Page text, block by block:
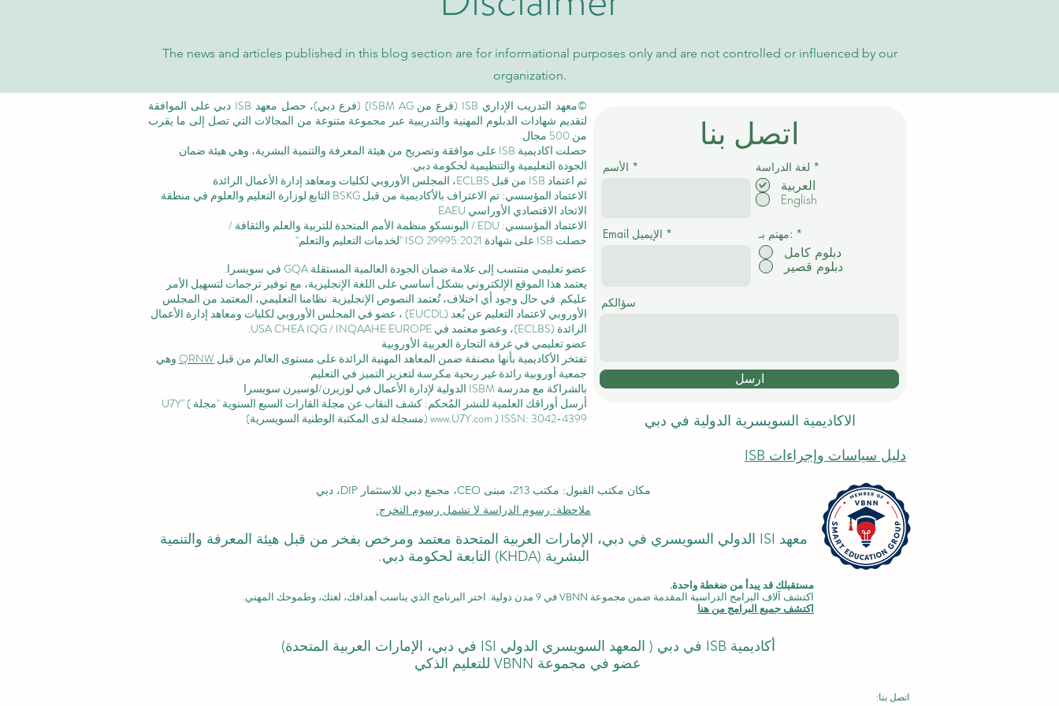
The news and articles published in this blog section are for informational purposes only and are not controlled or influenced by our
organization.
©معهد التدريب الإداري ISB (فرع من ISBM AG) (فرع دبي)، حصل معهد ISB دبي على الموافقة
لتقديم شهادات الدبلوم المهنية والتدريبية عبر مجموعة متنوعة من المجالات التي تصل إلى ما يقرب
من 500 مجال.
حصلت اكاديمية ISB على موافقة وتصريح من
هيئة المعرفة والتنمية البشرية، وهي هيئة ضمان
الجودة التعليمية والتنظيمية لحكومة دبي.
تم اعتماد ISB من قبل ECLBS،
المجلس الأوروبي لكليات ومعاهد إدارة الأعمال الرائدة
الاعتماد المؤسسي: تم الاعتراف بالأكاديمية من قبل BSKG التابع لوزارة التعليم والعلوم في منطقة
الاتحاد الاقتصادي الأوراسي EAEU
الاعتماد المؤسسي: EDU / اليونسكو منظمة الأمم المتحدة للتربية والعلم والثقافة /
حصلت ISB على
شهادة ISO 29995:2021
"لخدمات التعليم والتعلم"
عضو تعليمي منتسب إلى علامة ضمان الجودة العالمية المستقلة GQA في سويسرا.
يعتمد هذا الموقع الإلكتروني بشكل أساسي على اللغة الإنجليزية، مع توفير ترجمات لتسهيل الأمر
عليكم. في حال وجود أي اختلاف، تُعتمد النصوص الإنجليزية. نظامنا التعليمي، المعتمد من المجلس
الأوروبي لاعتماد التعليم عن بُعد (EUCDL)
، عضو في المجلس الأوروبي لكليات ومعاهد إدارة الأعمال
الرائدة (ECLBS)، وعضو معتمد في USA CHEA IQG / INQAAHE EUROPE.
عضو تعليمي في غرفة التجارة العربية الأوروبية
تفتخر الأكاديمية بأنها مصنفة ضمن المعاهد المهنية الرائدة على مستوى العالم من قبل QRNW وهي
جمعية أوروبية رائدة غير ربحية مكرسة لتعزيز التميز في التعليم.
بالشراكة مع مدرسة ISBM الدولية لإدارة الأعمال في
لوزيرن/لوسيرن سويسرا
أرسل أوراقك العلمية للنشر المُحكم: كشف النقاب عن مجلة القارات السبع السنوية "مجلة U7Y" (
www.U7Y.com ) ISSN: 3042-4399 (مسجلة لدى المكتبة الوطنية السويسرية)
اتصل بنا
الأسم لغة الدراسة *
العربية
English
Email الإيميل مهتم بـ: *
دبلوم كامل
دبلوم قصير
سؤالكم
ارسل
الاكاديمية السويسرية الدولية في دبي
دليل سياسات وإجراءات ISB
مكان مكتب القبول: مكتب 213، مبنى CEO، مجمع دبي للاستثمار DIP، دبي
ملاحظة: رسوم الدراسة لا تشمل رسوم التخرج.
معهد ISI الدولي السويسري في دبي، الإمارات العربية المتحدة معتمد ومرخص بفخر من قبل هيئة المعرفة والتنمية
البشرية (KHDA) التابعة لحكومة دبي.
مستقبلك قد يبدأ من ضغطة واحدة.
اكتشف آلاف البرامج الدراسية المقدمة ضمن مجموعة VBNN في 9 مدن دولية. اختر البرنامج الذي يناسب أهدافك، لغتك، وطموحك المهني.
اكتشف جميع البرامج من هنا
أكاديمية ISB في دبي (
المعهد السويسري الدولي ISI في دبي، الإمارات العربية المتحدة)
عضو في مجموعة VBNN للتعليم الذكي
اتصل بنا: